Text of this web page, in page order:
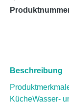
Beschreibung
KücheWasser-